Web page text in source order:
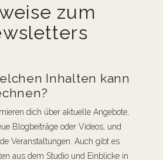
zum
Inhalten kann
dich über aktuelle Angebote,
Blogbeiträge oder Videos, und
Veranstaltungen. Auch gibt es
aus dem Studio und Einblicke in